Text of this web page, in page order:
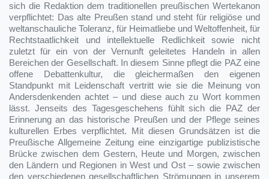
sich die Redaktion dem traditionellen preußischen Wertekanon
verpflichtet: Das alte Preußen stand und steht für religiöse und
weltanschauliche Toleranz, für Heimatliebe und Weltoffenheit, für
Rechtstaatlichkeit und intellektuelle Redlichkeit sowie nicht
zuletzt für ein von der Vernunft geleitetes Handeln in allen
Bereichen der Gesellschaft. In diesem Sinne pflegt die PAZ eine
offene Debattenkultur, die gleichermaßen den eigenen
Standpunkt mit Leidenschaft vertritt wie sie die Meinung von
Andersdenkenden achtet – und diese auch zu Wort kommen
lässt. Jenseits des Tagesgeschehens fühlt sich die PAZ der
Erinnerung an das historische Preußen und der Pflege seines
kulturellen Erbes verpflichtet. Mit diesen Grundsätzen ist die
Preußische Allgemeine Zeitung eine einzigartige publizistische
Brücke zwischen dem Gestern, Heute und Morgen, zwischen
den Ländern und Regionen in West und Ost – sowie zwischen
den verschiedenen gesellschaftlichen Strömungen in unserem